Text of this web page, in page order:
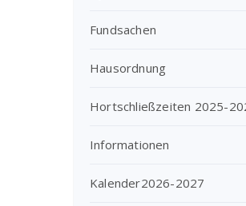
Fundsachen
Hausordnung
Hortschließzeiten 2025-
Informationen
Kalender2026-2027